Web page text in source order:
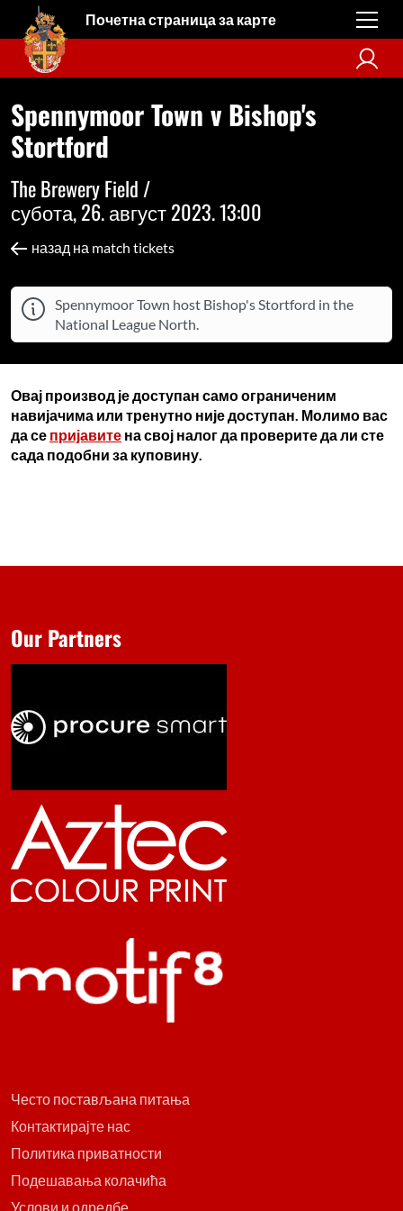
Почетна страница за карте
Spennymoor Town v Bishop's
Stortford
The Brewery Field /
субота, 26. август 2023. 13:00
назад на match tickets
Spennymoor Town host Bishop's Stortford in the
National League North.
Овај производ је доступан само ограниченим
навијачима или тренутно није доступан. Молимо вас
да се пријавите на свој налог да проверите да ли сте
сада подобни за куповину.
Често постављана питања
Контактирајте нас
Политика приватности
Подешавања колачића
Услови и одредбе
Our Partners